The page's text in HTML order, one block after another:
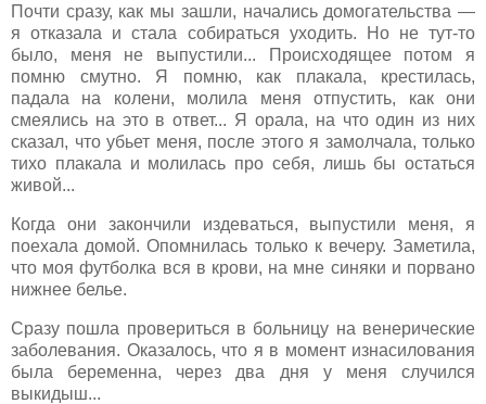
Почти сразу, как мы зашли, начались домогательства —
я отказала и стала собираться уходить. Но не тут-то
было, меня не выпустили... Происходящее потом я
помню смутно. Я помню, как плакала, крестилась,
падала на колени, молила меня отпустить, как они
смеялись на это в ответ... Я орала, на что один из них
сказал, что убьет меня, после этого я замолчала, только
тихо плакала и молилась про себя, лишь бы остаться
живой...
Когда они закончили издеваться, выпустили меня, я
поехала домой. Опомнилась только к вечеру. Заметила,
что моя футболка вся в крови, на мне синяки и порвано
нижнее белье.
Сразу пошла провериться в больницу на венерические
заболевания. Оказалось, что я в момент изнасилования
была беременна, через два дня у меня случился
выкидыш...